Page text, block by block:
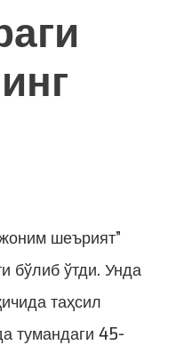
шеърият”
бўлиб ўтди. Унда
таҳсил
тумандаги 45-